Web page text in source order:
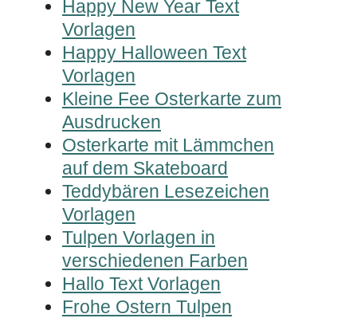
Happy New Year Text
Vorlagen
Happy Halloween Text
Vorlagen
Kleine Fee Osterkarte zum
Ausdrucken
Osterkarte mit Lämmchen
auf dem Skateboard
Teddybären Lesezeichen
Vorlagen
Tulpen Vorlagen in
verschiedenen Farben
Hallo Text Vorlagen
Frohe Ostern Tulpen